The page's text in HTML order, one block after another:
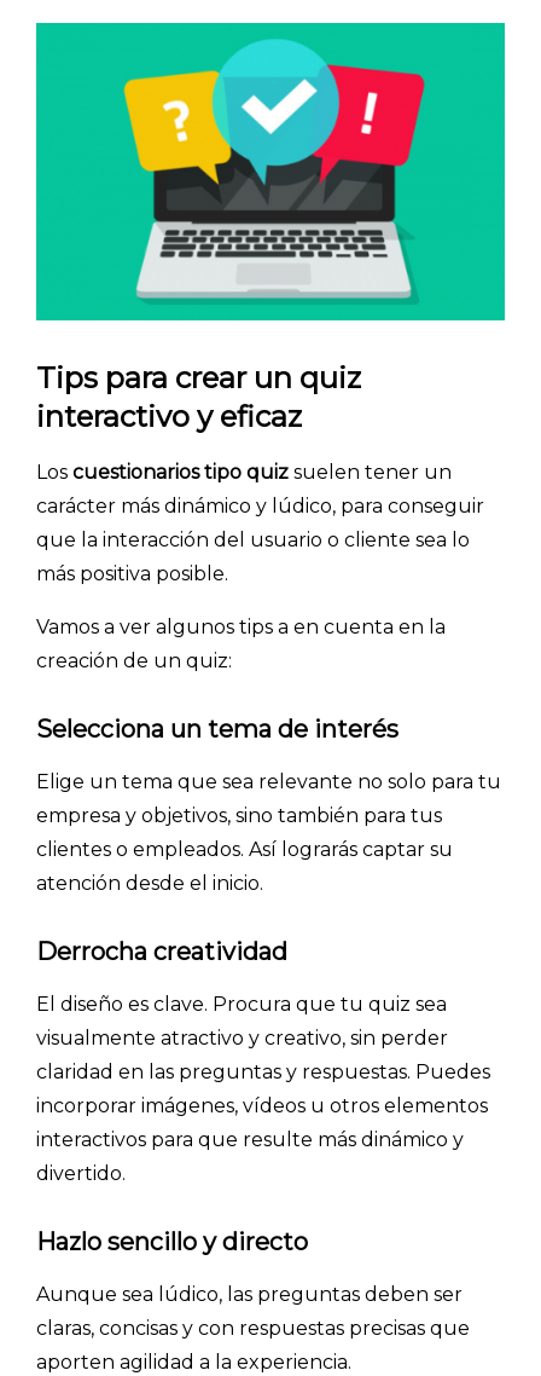
CÓMO FUNCIONA
PRECIOS
BLOG
Tips para crear un quiz
interactivo y eficaz
Los cuestionarios tipo quiz suelen tener un
carácter más dinámico y lúdico, para conseguir
que la interacción del usuario o cliente sea lo
más positiva posible.
Vamos a ver algunos tips a en cuenta en la
creación de un quiz:
Selecciona un tema de interés
Elige un tema que sea relevante no solo para tu
empresa y objetivos, sino también para tus
clientes o empleados. Así lograrás captar su
atención desde el inicio.
Derrocha creatividad
El diseño es clave. Procura que tu quiz sea
visualmente atractivo y creativo, sin perder
claridad en las preguntas y respuestas. Puedes
incorporar imágenes, vídeos u otros elementos
interactivos para que resulte más dinámico y
divertido.
Hazlo sencillo y directo
Aunque sea lúdico, las preguntas deben ser
claras, concisas y con respuestas precisas que
aporten agilidad a la experiencia.